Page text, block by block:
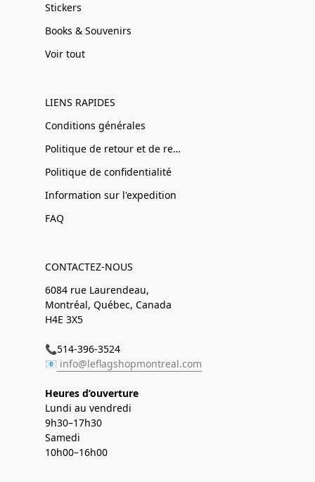
Stickers
Books & Souvenirs
Voir tout
LIENS RAPIDES
Conditions générales
Politique de retour et de remboursement
Politique de confidentialité
Information sur l'expedition
FAQ
CONTACTEZ-NOUS
6084 rue Laurendeau,
Montréal, Québec, Canada
H4E 3X5
📞514-396-3524
📧 info@leflagshopmontreal.com
Heures d’ouverture
Lundi au vendredi
9h30–17h30
Samedi
10h00–16h00